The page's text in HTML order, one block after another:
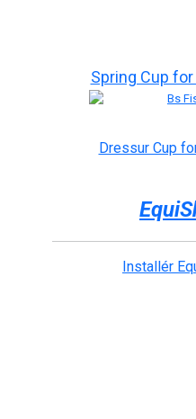
Spring Cup
Dressur Cup
Installér